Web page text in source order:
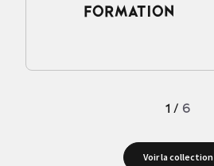
FORMATION
1 / 6
Voir la collection